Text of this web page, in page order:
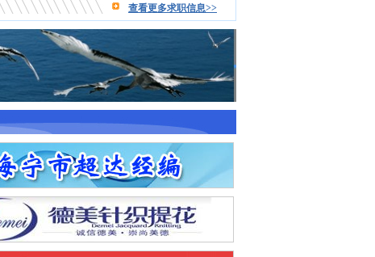
查看更多求职信息>>